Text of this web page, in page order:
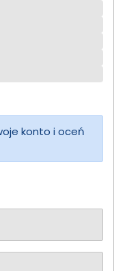
konto i oceń